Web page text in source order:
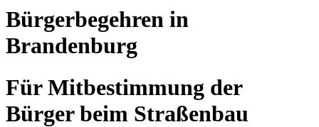
Bürgerbegehren in
Brandenburg
Für Mitbestimmung der
Bürger beim Straßenbau